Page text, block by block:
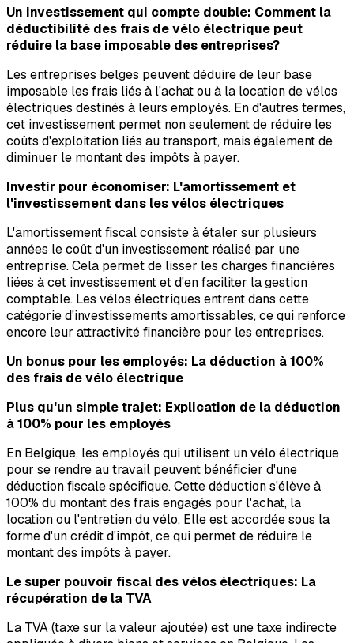
Un investissement qui compte double: Comment la
déductibilité des frais de vélo électrique peut
réduire la base imposable des entreprises?
Les entreprises belges peuvent déduire de leur base
imposable les frais liés à l'achat ou à la location de vélos
électriques destinés à leurs employés. En d'autres termes,
cet investissement permet non seulement de réduire les
coûts d'exploitation liés au transport, mais également de
diminuer le montant des impôts à payer.
Investir pour économiser: L'amortissement et
l'investissement dans les vélos électriques
L'amortissement fiscal consiste à étaler sur plusieurs
années le coût d'un investissement réalisé par une
entreprise. Cela permet de lisser les charges financières
liées à cet investissement et d'en faciliter la gestion
comptable. Les vélos électriques entrent dans cette
catégorie d'investissements amortissables, ce qui renforce
encore leur attractivité financière pour les entreprises.
Un bonus pour les employés: La déduction à 100%
des frais de vélo électrique
Plus qu'un simple trajet: Explication de la déduction
à 100% pour les employés
En Belgique, les employés qui utilisent un vélo électrique
pour se rendre au travail peuvent bénéficier d'une
déduction fiscale spécifique. Cette déduction s'élève à
100% du montant des frais engagés pour l'achat, la
location ou l'entretien du vélo. Elle est accordée sous la
forme d'un crédit d'impôt, ce qui permet de réduire le
montant des impôts à payer.
Le super pouvoir fiscal des vélos électriques: La
récupération de la TVA
La TVA (taxe sur la valeur ajoutée) est une taxe indirecte